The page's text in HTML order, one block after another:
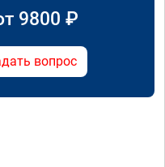
9800 ₽
вопрос